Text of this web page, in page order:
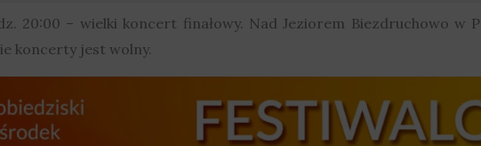
20:00 – wielki koncert finałowy. Nad Jeziorem Biezdruchowo w
koncerty jest wolny.